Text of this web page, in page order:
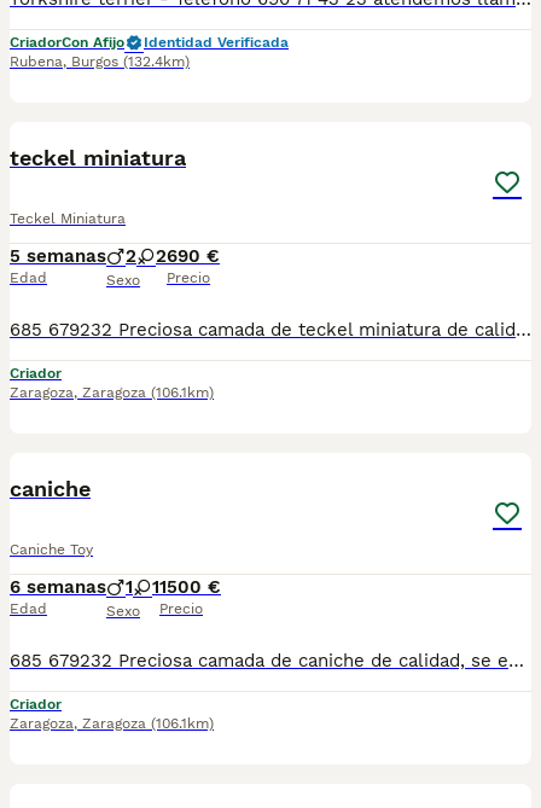
CriadorCon Afijo
Identidad Verificada
Rubena, Burgos (132.4km)
teckel miniatura
Teckel Miniatura
5 semanas
Edad
2 2
Sexo
690 €
Precio
685 679232 Preciosa camada de teckel miniatura de calidad, tenemos de diferentes colores con precios diferentes, el mas economico es de color negro (690), se entregan con sus vacunas correspondientes, desparasitados interna y externamente, pasaporte y microchip, contrato de garantia de salud. preferiblemente recogida en mano pero también podemos entregar en toda España mediante transporte de alta calidad preparado para animales y con chofer particular con posibilidad de pago contra reembolso Llámanos o háblanos por whats app, Teléfono 685 679 232
Criador
Zaragoza, Zaragoza (106.1km)
caniche
Caniche Toy
6 semanas
Edad
1 1
Sexo
1500 €
Precio
685 679232 Preciosa camada de caniche de calidad, se entregan con sus vacunas correspondientes, desparasitados interna y externamente, pasaporte y microchip, contrato de garantia de salud. preferiblemente recogida en mano pero también podemos entregar en toda España mediante transporte de alta calidad preparado para animales y con chofer particular con posibilidad de pago contra reembolso Llámanos o háblanos por whats app, Teléfono 685 679 232
Criador
Zaragoza, Zaragoza (106.1km)